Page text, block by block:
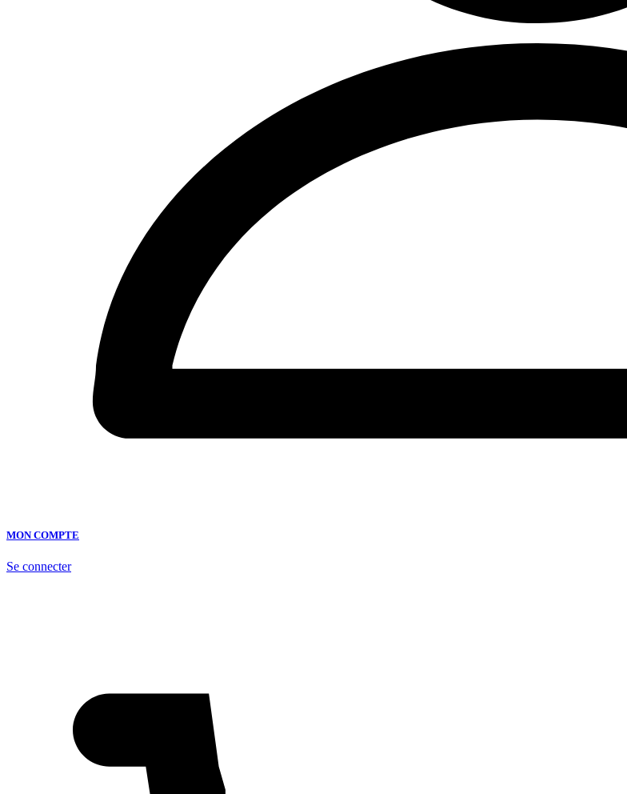
MON COMPTE
Se connecter